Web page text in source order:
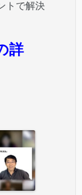
トで解決
詳